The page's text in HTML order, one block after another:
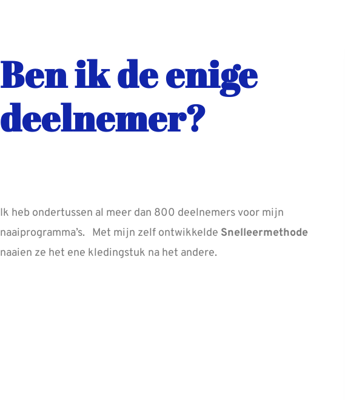
Ben ik de enige
deelnemer?
Ik heb ondertussen al meer dan 800 deelnemers voor mijn
naaiprogramma’s. Met mijn zelf ontwikkelde Snelleermethode
naaien ze het ene kledingstuk na het andere.